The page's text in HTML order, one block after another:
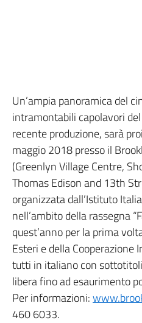
Un’ampia panoramica del
intramontabili capolavori
recente produzione, sarà
maggio 2018 presso il
(Greenlyn Village Centre,
Thomas Edison and 13th
organizzata dall’Istituto
nell’ambito della rassegna
quest’anno per la prima
Esteri e della Cooperazione
tutti in italiano con
libera fino ad esaurimento
Per informazioni:
460 6033.